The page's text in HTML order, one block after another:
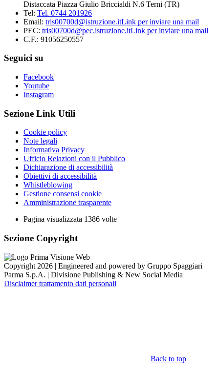
Distaccata Piazza Giulio Briccialdi N.6 Terni (TR)
Tel: Tel. 0744 201926
Email: tris00700d@istruzione.itLink per inviare una mail
PEC: tris00700d@pec.istruzione.itLink per inviare una mail
C.F.: 91056250557
Seguici su
Facebook
Youtube
Instagram
Sezione Link Utili
Cookie policy
Note legali
Informativa Privacy
Ufficio Relazioni con il Pubblico
Dichiarazione di accessibilità
Obiettivi di accessibilità
Whistleblowing
Gestione consensi cookie
Amministrazione trasparente
Pagina visualizzata 1386 volte
Sezione Copyright
Copyright 2026 | Engineered and powered by Gruppo Spaggiari
Parma S.p.A. | Divisione Publishing & New Social Media
Disclaimer trattamento dati personali
Back to top